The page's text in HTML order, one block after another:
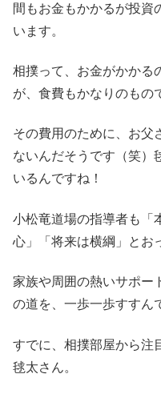
間もお金もかかるが投資
います。
相撲って、お金がかかる
が、食費もかなりのもの
その費用のために、お父
ないんだそうです（笑）
いるんですね！
小松竜道場の指導者も「
心」「将来は横綱」とお
家族や周囲の熱いサポー
の道を、一歩一歩すすん
すでに、相撲部屋から注
毬太さん。